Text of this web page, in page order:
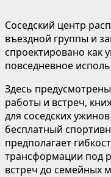
Соседский центр
въездной группы и
спроектировано как
повседневное
Здесь
работы и встреч,
для соседских
бесплатный
предполагает
трансформации под
встреч до семейных